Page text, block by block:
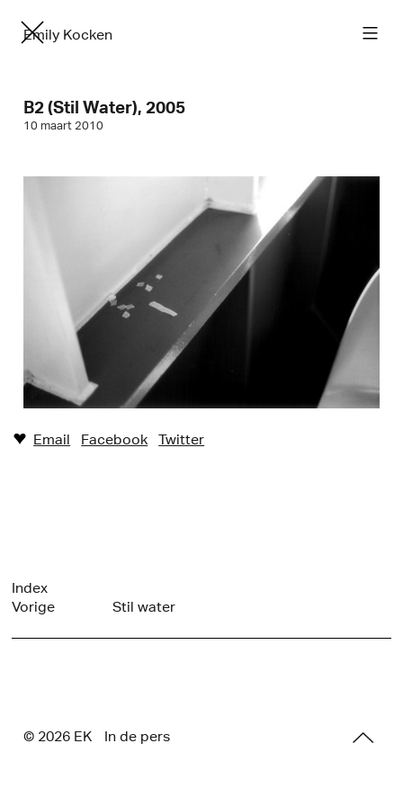
Emily Kocken
B2 (Stil Water), 2005
10 maart 2010
♥︎ Email Facebook Twitter
Index
Vorige
Stil water
© 2026 EK In de pers